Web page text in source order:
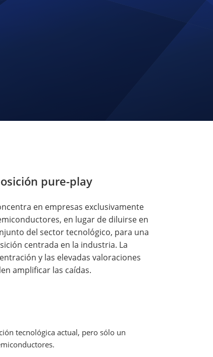
pure-play
en empresas exclusivamente
en lugar de diluirse en
del sector tecnológico, para una
centrada en la industria. La
y las elevadas valoraciones
amplificar las caídas.
tecnológica actual, pero sólo un